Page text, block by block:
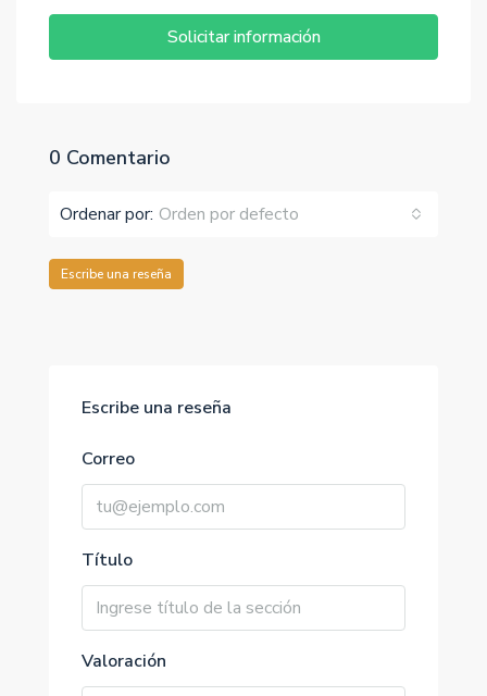
Solicitar información
0 Comentario
Ordenar por: Orden por defecto
Escribe una reseña
Escribe una reseña
Correo
Título
Valoración